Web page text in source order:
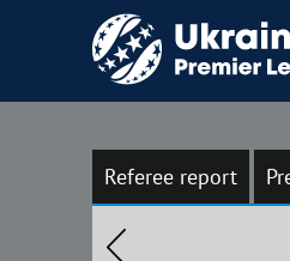
Zorya
Referee report